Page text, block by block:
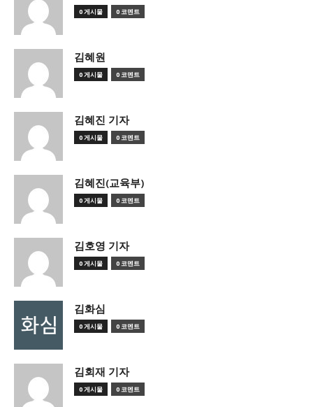
0 게시물 0 코멘트
김혜원
0 게시물 0 코멘트
김혜진 기자
0 게시물 0 코멘트
김혜진(교육부)
0 게시물 0 코멘트
김호영 기자
0 게시물 0 코멘트
김화심
0 게시물 0 코멘트
김회재 기자
0 게시물 0 코멘트